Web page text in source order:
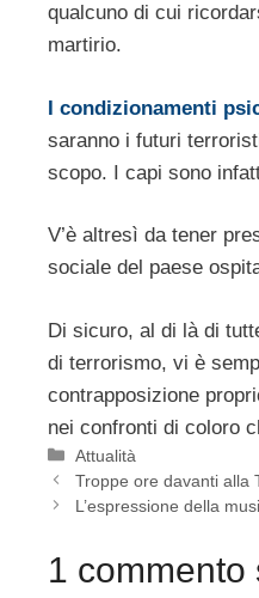
qualcuno di cui
martirio.
I condizionamenti
saranno i futuri
scopo. I capi sono
V’è altresì da tener
sociale del paese
Di sicuro, al di là di
di terrorismo, vi è
contrapposizione
nei confronti di coloro
Categorie
Attualità
Troppe ore davanti alla
L’espressione della
1 commento